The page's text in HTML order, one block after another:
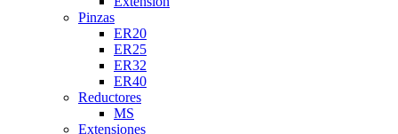
Pinzas
ER20
ER25
ER32
ER40
Reductores
MS
Extensiones